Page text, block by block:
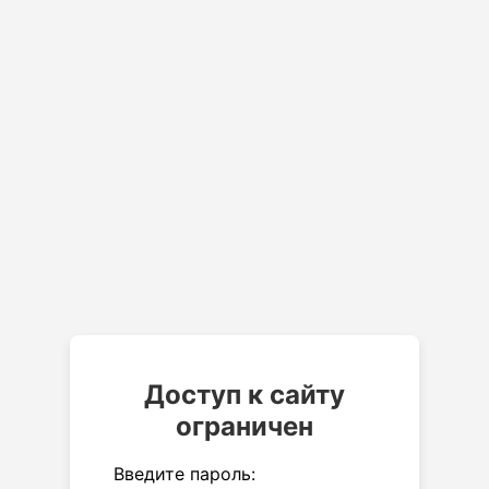
Доступ к сайту
ограничен
Введите пароль: